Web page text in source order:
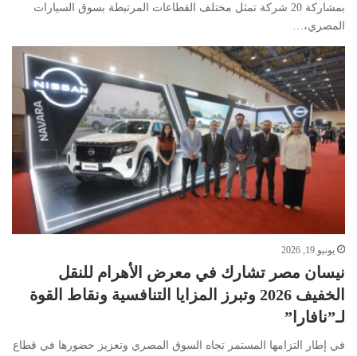
بمشاركة 20 شركة تمثل مختلف القطاعات المرتبطة بسوق السيارات
المصري،…
يونيو 19, 2026
نيسان مصر تشارك في معرض الأهرام للنقل
الخفيف 2026 وتبرز المزايا التنافسية ونقاط القوة
لـ”نافارا”
في إطار التزامها المستمر تجاه السوق المصري وتعزيز حضورها في قطاع